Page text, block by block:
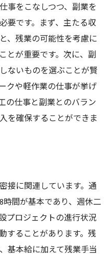
事をこなしつつ、副業を
要です。まず、主たる収
、残業の可能性を考慮に
とが重要です。次に、副
ないものを選ぶことが賢
クや軽作業の仕事が挙げ
の仕事と副業とのバラン
を確保することができま
接に関連しています。通
間が基本であり、週休二
プロジェクトの進行状況
することがあります。残
基本給に加えて残業手当